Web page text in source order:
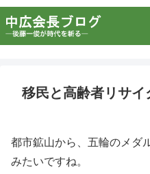
移民と高齢者リサイ
都市鉱山から、五輪のメダ
みたいですね。